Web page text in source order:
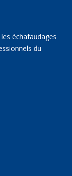
échafaudages
du